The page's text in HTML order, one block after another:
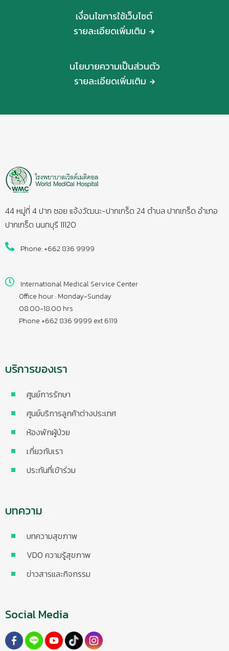
เงื่อนไขการใช้เว็บไซต์
รายละเอียดเพิ่มเติม
นโยบายความเป็นส่วนตัว
รายละเอียดเพิ่มเติม
44 หมู่ที่ 4 ปาก ซอย แจ้งวัฒนะ-ปากเกร็ด 24 ตำบล ปากเกร็ด อำเภอ
ปากเกร็ด นนทบุรี 11120
Phone: +662 836 9999
International Medical Service Center
Office hour : Monday-Sunday
08.00-18.00 hrs
Phone +662 836 9999 ext 6119
บริการของเรา
ศูนย์การรักษา
ศูนย์บริการลูกค้าต่างประเทศ
ห้องพักผู้ป่วย
เกี่ยวกับเรา
ประกันที่เข้าร่วม
บทความ
บทความสุขภาพ
VDO ความรู้สุขภาพ
ข่าวสารและกิจกรรม
Social Media